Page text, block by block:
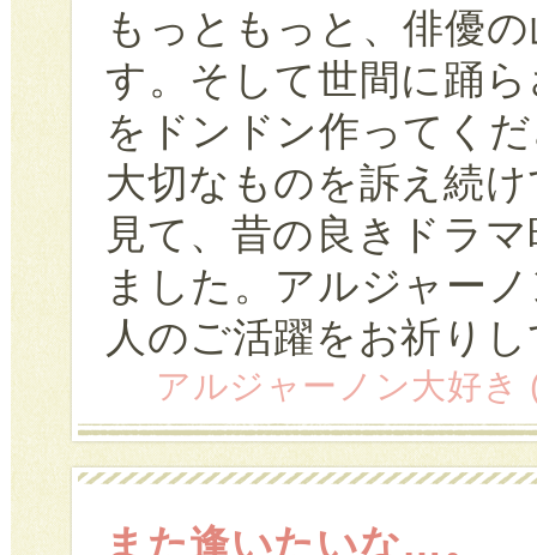
もっともっと、俳優
す。そして世間に踊
をドンドン作ってく
大切なものを訴え続
見て、昔の良きドラ
ました。アルジャー
人のご活躍をお祈り
アルジャーノン大好
また逢いたいな…。